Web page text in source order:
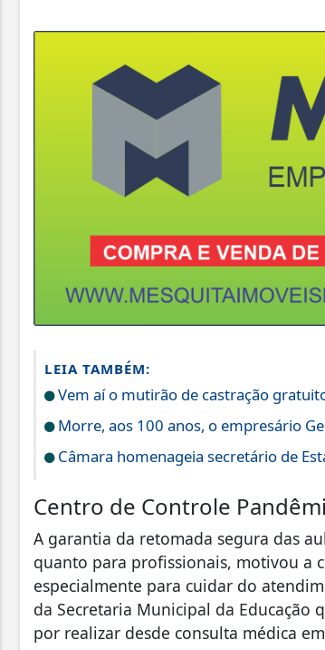
LEIA TAMBÉM:
Vem aí o mutirão de castração
Morre, aos 100 anos, o empresário
Câmara homenageia secretário de
Centro de Controle
A garantia da retomada segura das
quanto para profissionais, motivou a
especialmente para cuidar do
da Secretaria Municipal da Educação
por realizar desde consulta médica